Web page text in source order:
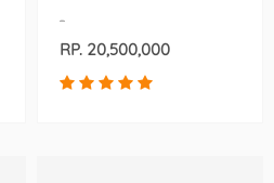
-
RP. 20,500,000